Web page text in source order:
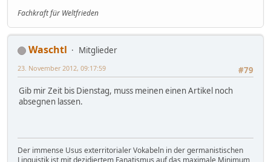
Fachkraft für Weltfrieden
Waschtl
Mitglieder
#79
23. November 2012, 09:17:59
Gib mir Zeit bis Dienstag, muss meinen einen Artikel noch
absegnen lassen.
Der immense Usus exterritorialer Vokabeln in der germanistischen
Linguistik ist mit dezidiertem Fanatismus auf das maximale Minimum